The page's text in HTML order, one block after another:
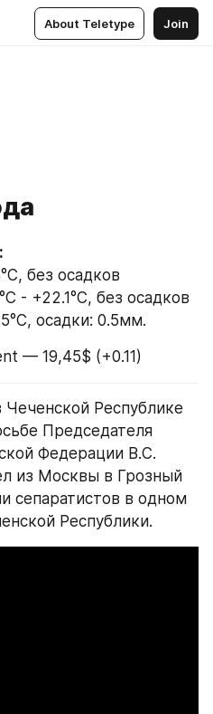
About Teletype Join
без осадков
- +22.1°C, без осадков
осадки: 0.5мм.
— 19,45$ (+0.11)
Республике
Председателя
Федерации В.С.
из Москвы в Грозный
сепаратистов в одном
Республики.